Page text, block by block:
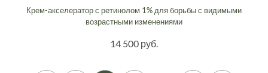
Крем-акселератор с ретинолом 1% для борьбы с видимыми
возрастными изменениями
14 500 руб.